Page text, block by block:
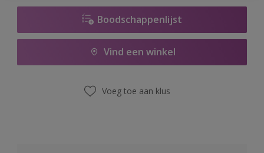
Boodschappenlijst
Vind een winkel
Voeg toe aan klus